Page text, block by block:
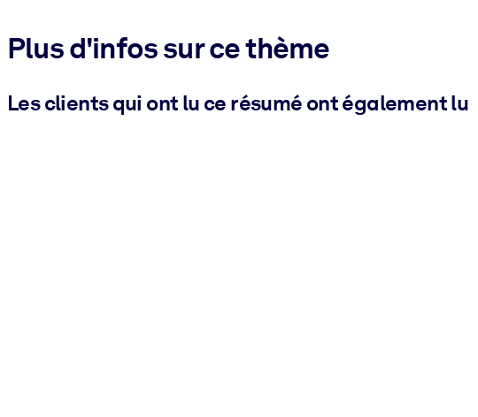
Plus d'infos sur ce thème
Les clients qui ont lu ce résumé ont également lu